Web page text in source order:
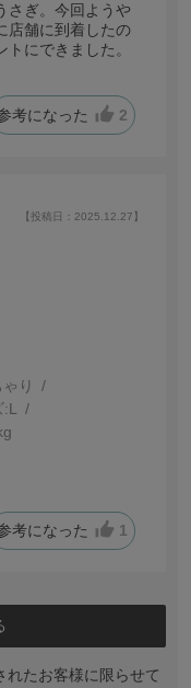
さぎ。今回よう
店舗に到着したの
にできました。
考になった 2
【投稿日：2025.12.27】
り
:L
考になった 1
たお客様に限らせて